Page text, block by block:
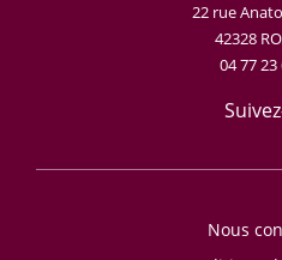
22 rue
42328
04 77 23
Nous